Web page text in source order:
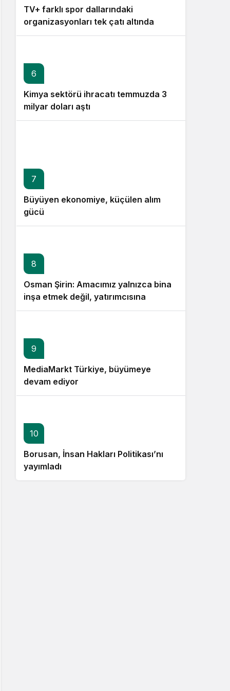
TV+ farklı spor dallarındaki
organizasyonları tek çatı altında
buluşturuyor
6
Kimya sektörü ihracatı temmuzda 3
milyar doları aştı
7
Büyüyen ekonomiye, küçülen alım
gücü
8
Osman Şirin: Amacımız yalnızca bina
inşa etmek değil, yatırımcısına
kazandıracak yaşam alanları üretmek
9
MediaMarkt Türkiye, büyümeye
devam ediyor
10
Borusan, İnsan Hakları Politikası’nı
yayımladı